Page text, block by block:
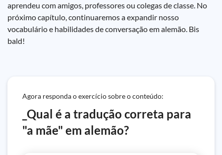
aprendeu com amigos, professores ou colegas de classe. No
próximo capítulo, continuaremos a expandir nosso
vocabulário e habilidades de conversação em alemão. Bis
bald!
Agora responda o exercício sobre o conteúdo:
_Qual é a tradução correta para
"a mãe" em alemão?